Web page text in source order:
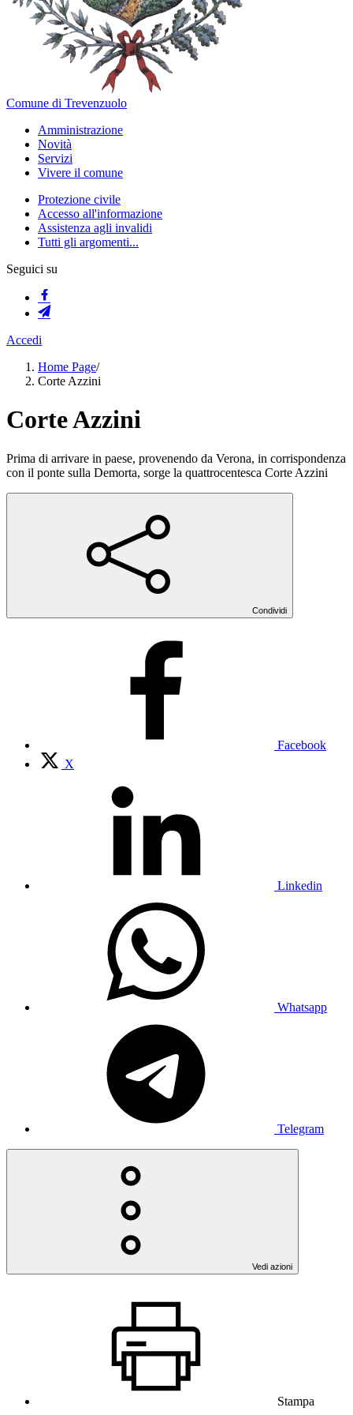
Comune di Trevenzuolo
Amministrazione
Novità
Servizi
Vivere il comune
Protezione civile
Accesso all'informazione
Assistenza agli invalidi
Tutti gli argomenti...
Seguici su
Accedi
Home Page/
Corte Azzini
Corte Azzini
Prima di arrivare in paese, provenendo da Verona, in corrispondenza
con il ponte sulla Demorta, sorge la quattrocentesca Corte Azzini
Condividi
Facebook
X
Linkedin
Whatsapp
Telegram
Vedi azioni
Stampa